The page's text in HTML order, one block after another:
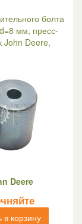
болта
мм, пресс-
John Deere,
Deere
в корзину